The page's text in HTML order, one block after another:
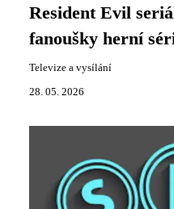
Resident Evil
fanoušky herní
Televize a vysílání
28. 05. 2026